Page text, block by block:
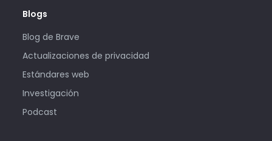
Blogs
Blog de Brave
Actualizaciones de privacidad
Estándares web
Investigación
Podcast